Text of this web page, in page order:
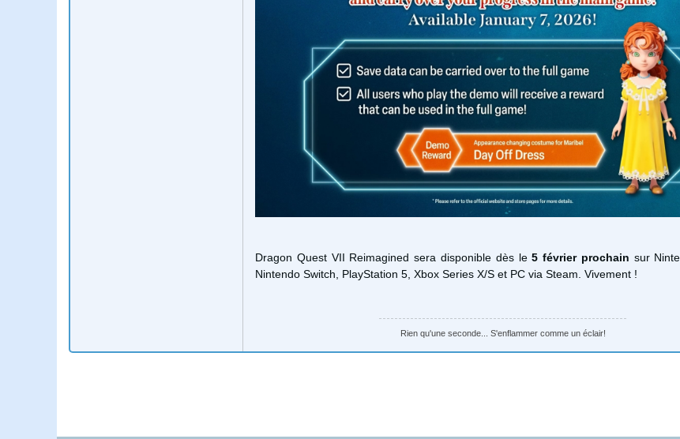
Dragon Quest VII Reimagined sera disponible dès le5 février prochain sur
Nintendo Switch, PlayStation 5, Xbox Series X/S et PC via Steam. Vivement !
Rien qu'une seconde... S'enflammer comme un éclair!